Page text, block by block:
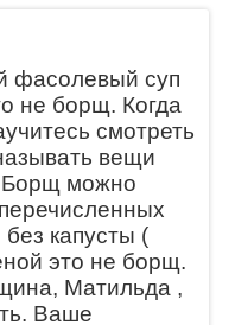
фасолевый суп
не борщ. Когда
смотреть
вещи
можно
капусты (
это не борщ.
Матильда ,
Ваше